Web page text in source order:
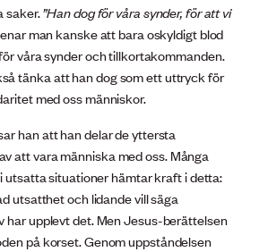
saker.”Han dog för våra synder, för att vi
man kanske att bara oskyldigt blod
våra synder och tillkortakommanden.
tänka att han dog som ett uttryck för
med oss människor.
han att han delar de yttersta
att vara människa med oss. Många
utsatta situationer hämtar kraft i detta:
utsatthet och lidande vill säga
har upplevt det. Men Jesus-berättelsen
på korset. Genom uppståndelsen